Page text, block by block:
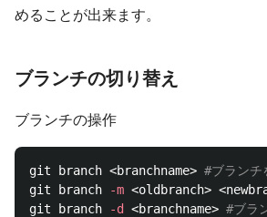
めることが出来ます。
ブランチの切り替え
ブランチの操作
git branch <branchname> #ブランチ
git branch
-m <oldbranch>
git branch
-d <branchname> #ブラ